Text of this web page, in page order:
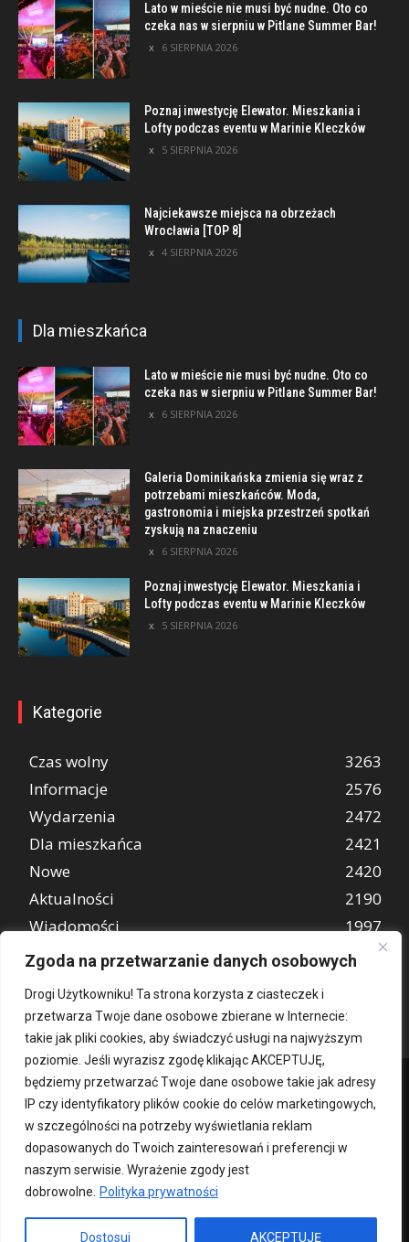
Zgoda na przetwarzanie danych osobowych
Drogi Użytkowniku! Ta strona korzysta z ciasteczek i
przetwarza Twoje dane osobowe zbierane w Internecie:
takie jak pliki cookies, aby świadczyć usługi na najwyższym
poziomie. Jeśli wyrazisz zgodę klikając AKCEPTUJĘ,
będziemy przetwarzać Twoje dane osobowe takie jak adresy
IP czy identyfikatory plików cookie do celów marketingowych,
w szczególności na potrzeby wyświetlania reklam
dopasowanych do Twoich zainteresowań i preferencji w
naszym serwisie. Wyrażenie zgody jest
dobrowolne.
Polityka prywatności
Dostosuj AKCEPTUJĘ
Lato w mieście nie musi być nudne. Oto co
czeka nas w sierpniu w Pitlane Summer Bar!
6 SIERPNIA 2026
Poznaj inwestycję Elewator. Mieszkania i
Lofty podczas eventu w Marinie Kleczków
5 SIERPNIA 2026
Najciekawsze miejsca na obrzeżach
Wrocławia [TOP 8]
4 SIERPNIA 2026
Dla mieszkańca
Lato w mieście nie musi być nudne. Oto co
czeka nas w sierpniu w Pitlane Summer Bar!
6 SIERPNIA 2026
Galeria Dominikańska zmienia się wraz z
potrzebami mieszkańców. Moda,
gastronomia i miejska przestrzeń spotkań
zyskują na znaczeniu
6 SIERPNIA 2026
Poznaj inwestycję Elewator. Mieszkania i
Lofty podczas eventu w Marinie Kleczków
5 SIERPNIA 2026
Kategorie
Czas wolny
3263
Informacje
2576
Wydarzenia
2472
Dla mieszkańca
2421
Nowe
2420
Aktualności
2190
Wiadomości
1997
REKLAMA
849
Kontakt O nas Patronat medialny